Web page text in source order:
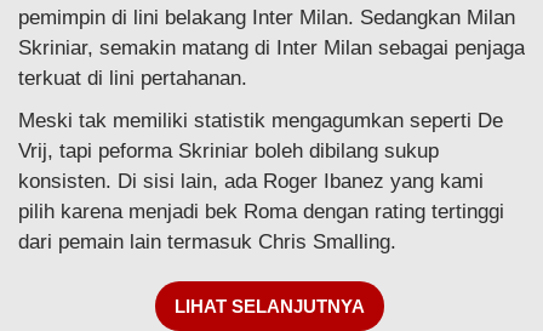
pemimpin di lini belakang Inter Milan. Sedangkan Milan
Skriniar, semakin matang di Inter Milan sebagai penjaga
terkuat di lini pertahanan.
Meski tak memiliki statistik mengagumkan seperti De
Vrij, tapi peforma Skriniar boleh dibilang sukup
konsisten. Di sisi lain, ada Roger Ibanez yang kami
pilih karena menjadi bek Roma dengan rating tertinggi
dari pemain lain termasuk Chris Smalling.
LIHAT SELANJUTNYA